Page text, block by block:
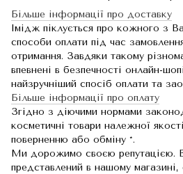
Більше інформації про доставку
Імідж піклується про кожного з
способи оплати під час
отримання. Завдяки такому
впевнені в безпечності онлайн-
найзручніший спосіб оплати та
Більше інформації про оплату
Згідно з діючими нормами
косметичні товари належної
поверненню або обміну *.
Ми дорожимо своєю репутацією.
представлений в нашому магазині,